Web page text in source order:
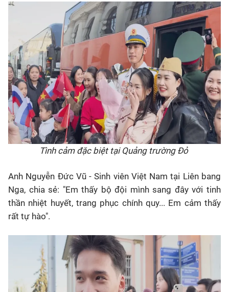
Tình cảm đặc biệt tại Quảng trường Đỏ
Anh Nguyễn Đức Vũ - Sinh viên Việt Nam tại Liên bang
Nga, chia sẻ: "Em thấy bộ đội mình sang đây với tinh
thần nhiệt huyết, trang phục chính quy... Em cảm thấy
rất tự hào".